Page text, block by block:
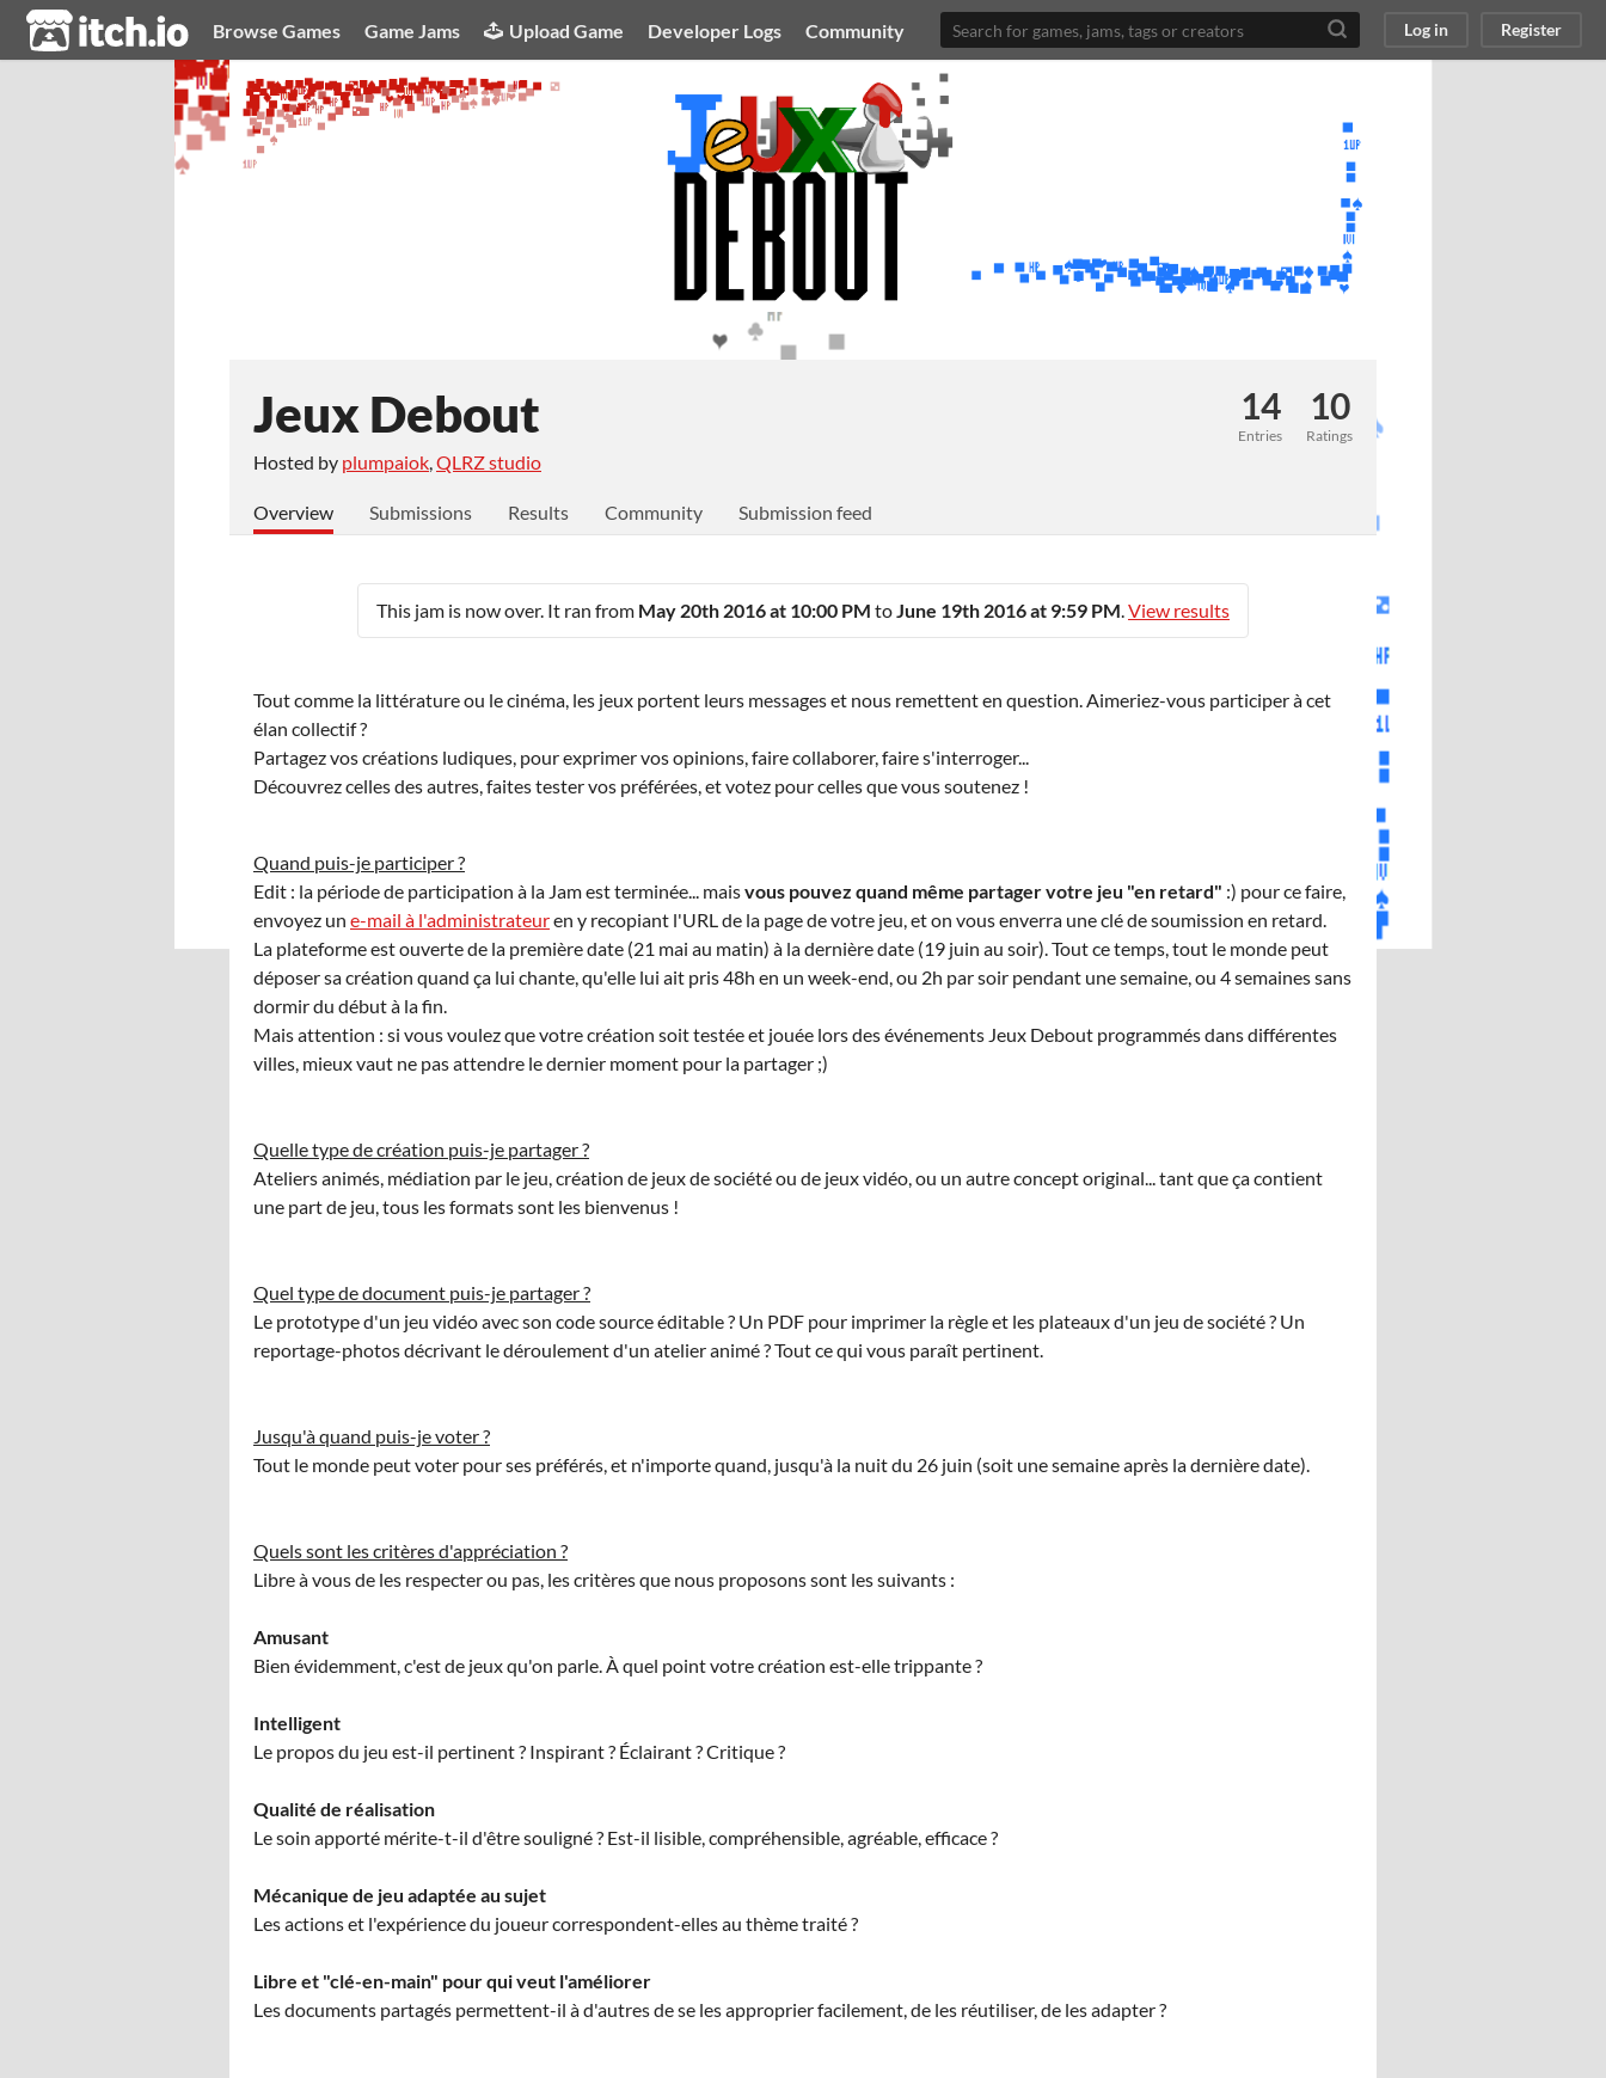
itch.io Browse Games Game Jams Upload Game Developer Logs Community Log in Register
Jeux Debout
Hosted by plumpaiok,QLRZ studio
14
Entries
10
Ratings
Overview Submissions Results Community Submission feed
This jam is now over. It ran from May 20th 2016 at 10:00 PM toJune 19th 2016 at 9:59 PM.View results
Tout comme la littérature ou le cinéma, les jeux portent leurs messages et nous remettent en question. Aimeriez-vous participer à cet
élan collectif ?
Partagez vos créations ludiques, pour exprimer vos opinions, faire collaborer, faire s'interroger...
Découvrez celles des autres, faites tester vos préférées, et votez pour celles que vous soutenez !
Quand puis-je participer ?
Edit : la période de participation à la Jam est terminée... maisvous pouvez quand même partager votre jeu "en retard" :) pour ce faire,
envoyez un e-mail à l'administrateuren y recopiant l'URL de la page de votre jeu, et on vous enverra une clé de soumission en retard.
La plateforme est ouverte de la première date (21 mai au matin) à la dernière date (19 juin au soir). Tout ce temps, tout le monde peut
déposer sa création quand ça lui chante, qu'elle lui ait pris 48h en un week-end, ou 2h par soir pendant une semaine, ou 4 semaines sans
dormir du début à la fin.
Mais attention : si vous voulez que votre création soit testée et jouée lors des événements Jeux Debout programmés dans différentes
villes, mieux vaut ne pas attendre le dernier moment pour la partager ;)
Quelle type de création puis-je partager ?
Ateliers animés, médiation par le jeu, création de jeux de société ou de jeux vidéo, ou un autre concept original... tant que ça contient
une part de jeu, tous les formats sont les bienvenus !
Quel type de document puis-je partager ?
Le prototype d'un jeu vidéo avec son code source éditable ? Un PDF pour imprimer la règle et les plateaux d'un jeu de société ? Un
reportage-photos décrivant le déroulement d'un atelier animé ? Tout ce qui vous paraît pertinent.
Jusqu'à quand puis-je voter ?
Tout le monde peut voter pour ses préférés, et n'importe quand, jusqu'à la nuit du 26 juin (soit une semaine après la dernière date).
Quels sont les critères d'appréciation ?
Libre à vous de les respecter ou pas, les critères que nous proposons sont les suivants :
Amusant
Bien évidemment, c'est de jeux qu'on parle. À quel point votre création est-elle trippante ?
Intelligent
Le propos du jeu est-il pertinent ? Inspirant ? Éclairant ? Critique ?
Qualité de réalisation
Le soin apporté mérite-t-il d'être souligné ? Est-il lisible, compréhensible, agréable, efficace ?
Mécanique de jeu adaptée au sujet
Les actions et l'expérience du joueur correspondent-elles au thème traité ?
Libre et "clé-en-main" pour qui veut l'améliorer
Les documents partagés permettent-il à d'autres de se les approprier facilement, de les réutiliser, de les adapter ?